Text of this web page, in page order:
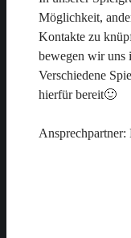
Möglichkeit,
Kontakte zu
bewegen wir uns
Verschiedene
hierfür bereit🙂